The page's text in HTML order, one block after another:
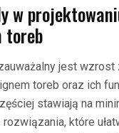
w
toreb
jest
toreb oraz ich
stawiają na
które